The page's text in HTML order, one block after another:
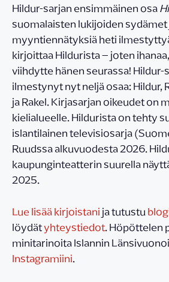
Hildur-sarjan ensimmäinen osa
suomalaisten lukijoiden sydämet
myyntiennätyksiä heti
kirjoittaa Hildurista – joten
viihdytte hänen seurassa! Hildur-
ilmestynyt nyt neljä osaa: Hildur,
ja Rakel. Kirjasarjan oikeudet on
kielialueelle. Hildurista on tehty
islantilainen televisiosarja
Ruudssa alkuvuodesta 2026.
kaupunginteatterin suurella
2025.
Lue lisää kirjoistanija tutustu
löydätyhteystiedot. Höpöttelen
minitarinoita Islannin
Instagramiini.